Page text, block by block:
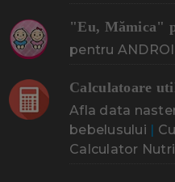
"Eu, Mămica"
pentru
Calculatoare
Afla data
bebelusului |
Calculator